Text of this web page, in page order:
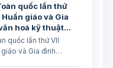
quốc lần thứ
giáo và Gia
hoá kỹ thuật
quốc lần thứ VII
và Gia đình